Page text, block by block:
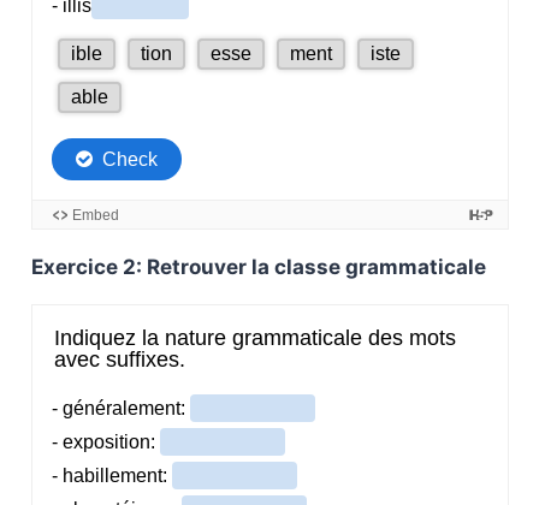
Exercice 2: Retrouver la classe grammaticale